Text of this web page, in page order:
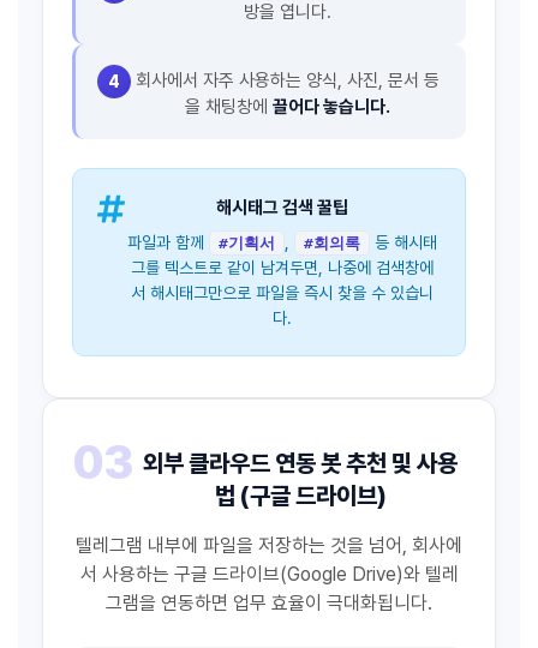
방을 엽니다.
4
회사에서 자주 사용하는 양식, 사진, 문서 등
을 채팅창에 끌어다 놓습니다.
해시태그 검색 꿀팁
파일과 함께 #기획서 #회의록
등 해시태
그를 텍스트로 같이 남겨두면, 나중에 검색창에
서 해시태그만으로 파일을 즉시 찾을 수 있습니
다.
03 외부 클라우드 연동 봇 추천 및 사용
법 (구글 드라이브)
텔레그램 내부에 파일을 저장하는 것을 넘어, 회사에
서 사용하는 구글 드라이브(Google Drive)와 텔레
그램을 연동하면 업무 효율이 극대화됩니다.